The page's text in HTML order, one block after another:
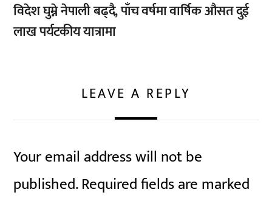
विदेश घुम्ने नेपाली बढ्दै, पाँच वर्षमा वार्षिक औसत दुई
लाख पर्यटकीय यात्रामा
LEAVE A REPLY
Your email address will not be
published.Required fields are marked